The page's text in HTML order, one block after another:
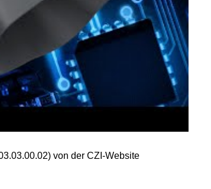
von der CZI-Website